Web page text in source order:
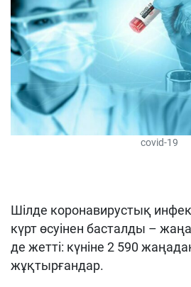
covid-19
Шілде коронавирустық
күрт өсуінен басталды –
де жетті: күніне 2 590
жұқтырғандар.